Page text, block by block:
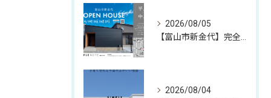
2026/08/05
2026/08/04